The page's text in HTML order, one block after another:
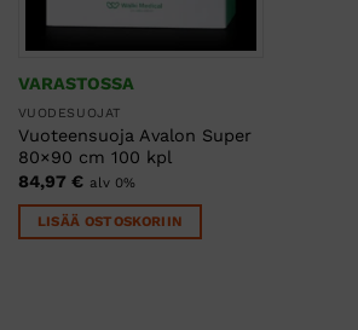
VARASTOSSA
VUODESUOJAT
Vuoteensuoja Avalon Super
80×90 cm 100 kpl
84,97 € alv 0%
LISÄÄ OSTOSKORIIN